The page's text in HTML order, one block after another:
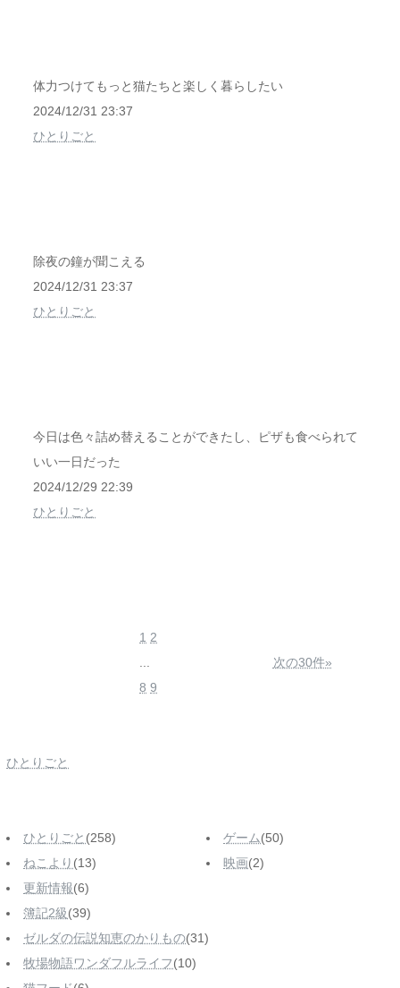
体力つけてもっと猫たちと楽しく暮らしたい
2024/12/31 23:37
ひとりごと
除夜の鐘が聞こえる
2024/12/31 23:37
ひとりごと
今日は色々詰め替えることができたし、ピザも食べられて
いい一日だった
2024/12/29 22:39
ひとりごと
1 2
8 9
次の30件»
ひとりごと
ひとりごと (258)
ねこより (13)
更新情報(6)
ゲーム(50)
映画(2)
簿記2級(39)
ゼルダの伝説知恵のかりもの(31)
牧場物語ワンダフルライフ(10)